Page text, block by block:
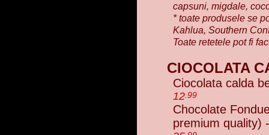
capsuni, migdale,
* toate produsele se
Kahlua, Southern
Toate retetele pot fi
CIOCOLATA
Ciocolata calda
12 .99
Chocolate
premium quality)